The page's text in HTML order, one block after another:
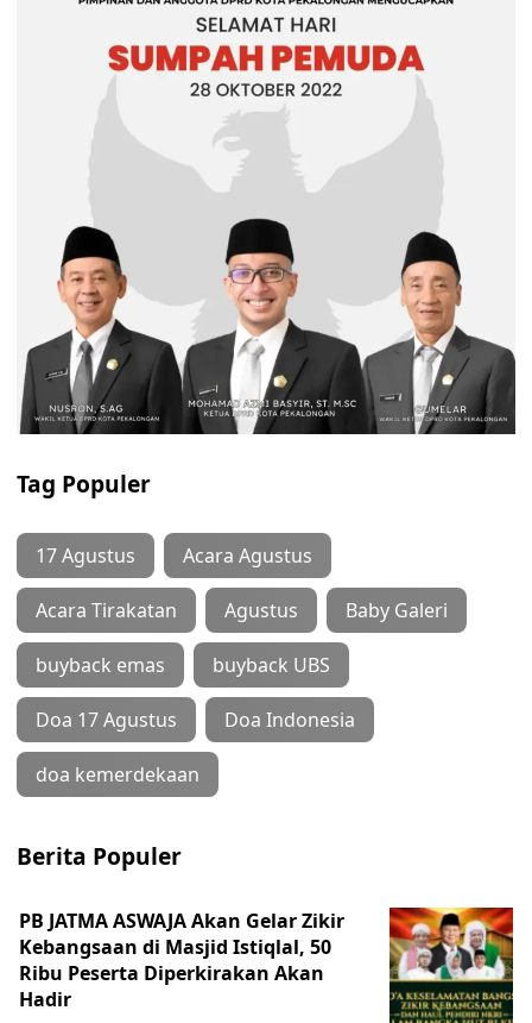
Tag Populer
17 Agustus Acara Agustus
Acara Tirakatan Agustus Baby Galeri
buyback emas buyback UBS
Doa 17 Agustus Doa Indonesia
doa kemerdekaan
Berita Populer
PB JATMA ASWAJA Akan Gelar Zikir
Kebangsaan di Masjid Istiqlal, 50
Ribu Peserta Diperkirakan Akan
Hadir